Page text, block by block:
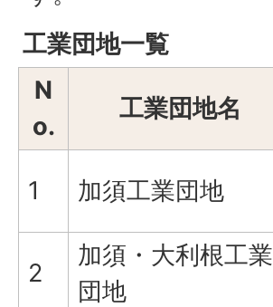
工業団地一覧
N
o.
工業団地名
1 加須工業団地
2
加須・大利根工業
団地